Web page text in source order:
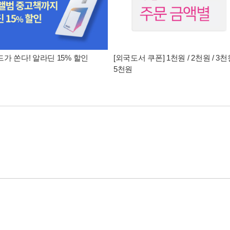
가 쏜다! 알라딘 15% 할인
[외국도서 쿠폰] 1천원 / 2천원 / 3천
5천원